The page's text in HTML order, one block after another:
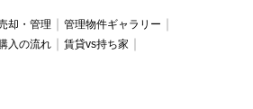
却・管理
管理物件ギャラリー
入の流れ
賃貸vs持ち家